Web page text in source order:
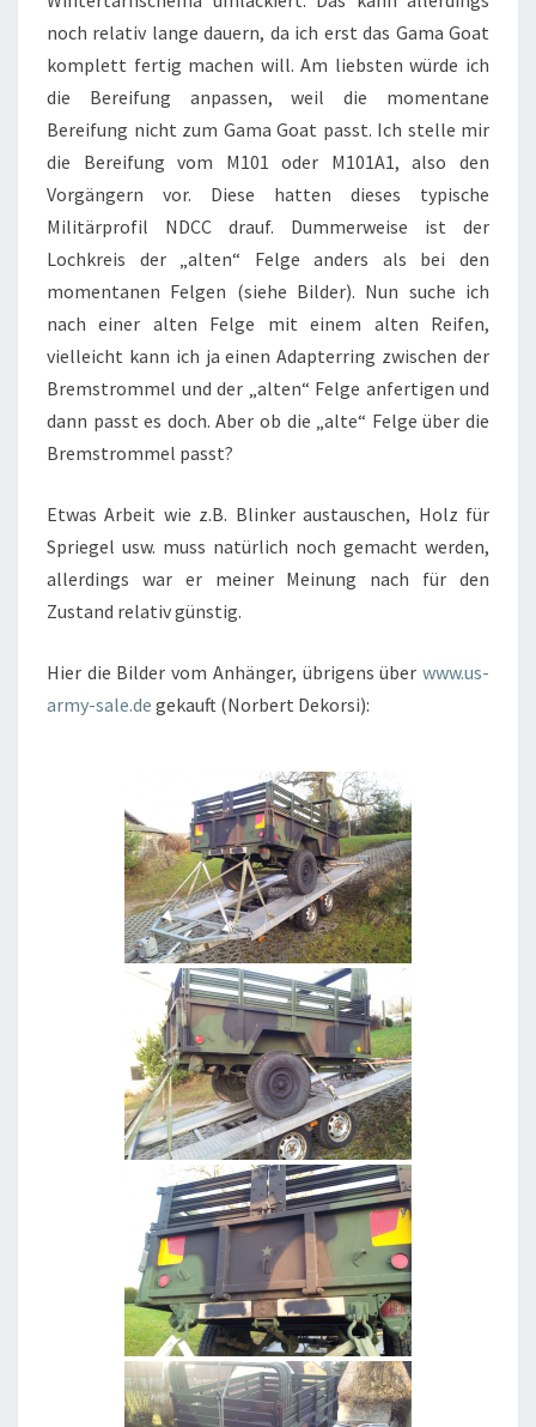
noch relativ lange dauern, da ich erst das Gama Goat
komplett fertig machen will. Am liebsten würde ich
die Bereifung anpassen, weil die momentane
Bereifung nicht zum Gama Goat passt. Ich stelle mir
die Bereifung vom M101 oder M101A1, also den
Vorgängern vor. Diese hatten dieses typische
Militärprofil NDCC drauf. Dummerweise ist der
Lochkreis der „alten“ Felge anders als bei den
momentanen Felgen (siehe Bilder). Nun suche ich
nach einer alten Felge mit einem alten Reifen,
vielleicht kann ich ja einen Adapterring zwischen der
Bremstrommel und der „alten“ Felge anfertigen und
dann passt es doch. Aber ob die „alte“ Felge über die
Bremstrommel passt?
Etwas Arbeit wie z.B. Blinker austauschen, Holz für
Spriegel usw. muss natürlich noch gemacht werden,
allerdings war er meiner Meinung nach für den
Zustand relativ günstig.
Hier die Bilder vom Anhänger, übrigens über www.us-
army-sale.de gekauft (Norbert Dekorsi):